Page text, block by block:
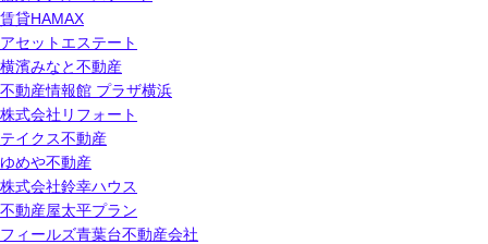
賃貸HAMAX
アセットエステート
横濱みなと不動産
不動産情報館 プラザ横浜
株式会社リフォート
テイクス不動産
ゆめや不動産
株式会社鈴幸ハウス
不動産屋太平プラン
フィールズ青葉台不動産会社